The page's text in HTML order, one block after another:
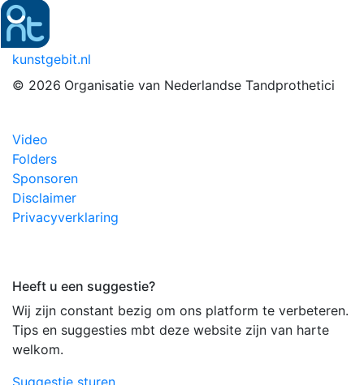
kunstgebit.nl
© 2026 Organisatie van Nederlandse Tandprothetici
Video
Folders
Sponsoren
Disclaimer
Privacyverklaring
Heeft u een suggestie?
Wij zijn constant bezig om ons platform te verbeteren.
Tips en suggesties mbt deze website zijn van harte
welkom.
Suggestie sturen